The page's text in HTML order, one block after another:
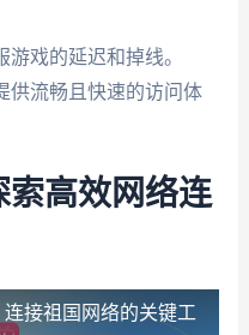
戏的延迟和掉线。
供流畅且快速的访问体
索高效网络连
接祖国网络的关键工